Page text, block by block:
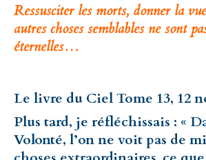
Ressusciter les morts, donner la
autres choses semblables ne sont
éternelles…
Le livre du Ciel Tome 13, 12
Plus tard, je réfléchissais : «
Volonté, l’on ne voit pas de